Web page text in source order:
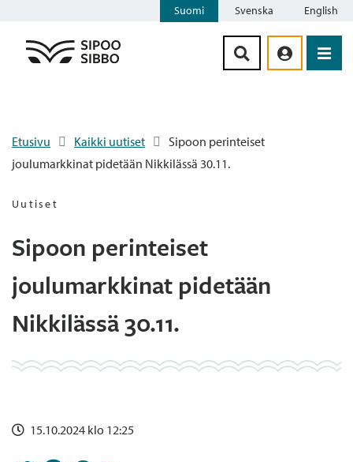
Suomi Svenska English
Etusivu Kaikki uutiset
Sipoon perinteiset
joulumarkkinat pidetään Nikkilässä 30.11.
Uutiset
Sipoon perinteiset
joulumarkkinat pidetään
Nikkilässä 30.11.
15.10.2024 klo 12:25